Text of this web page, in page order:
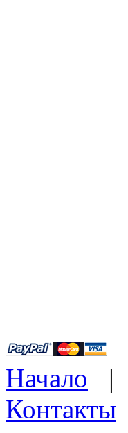
Начало |
Контакты